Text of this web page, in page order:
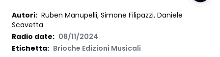
Autori: Ruben Manupelli, Simone Filipazzi, Daniele
Scavetta
Radio date: 08/11/2024
Etichetta: Brioche Edizioni Musicali